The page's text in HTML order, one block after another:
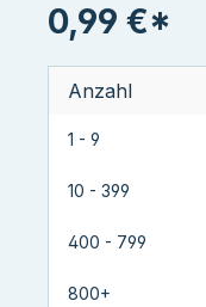
0,99 €*
Anzahl
1 - 9
10 - 399
400 - 799
800+